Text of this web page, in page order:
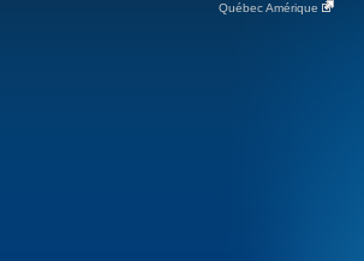
Québec Amérique